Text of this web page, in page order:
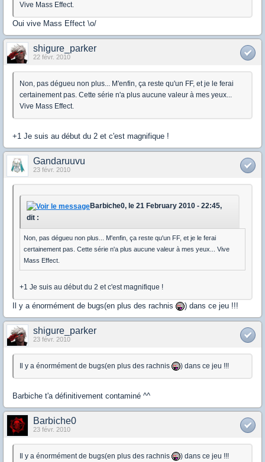
Vive Mass Effect.
Oui vive Mass Effect \o/
shigure_parker
22 févr. 2010
Non, pas dégueu non plus... M'enfin, ça reste qu'un FF, et je le ferai
certainement pas. Cette série n'a plus aucune valeur à mes yeux...
Vive Mass Effect.
+1 Je suis au début du 2 et c'est magnifique !
Gandaruuvu
23 févr. 2010
Barbiche0, le 21 February 2010 - 22:45,
dit :
Non, pas dégueu non plus... M'enfin, ça reste qu'un FF, et je le ferai
certainement pas. Cette série n'a plus aucune valeur à mes yeux... Vive
Mass Effect.
+1 Je suis au début du 2 et c'est magnifique !
Il y a énormément de bugs(en plus des rachnis ) dans ce jeu !!!
shigure_parker
23 févr. 2010
Il y a énormément de bugs(en plus des rachnis ) dans ce jeu !!!
Barbiche t'a définitivement contaminé ^^
Barbiche0
23 févr. 2010
Il y a énormément de bugs(en plus des rachnis ) dans ce jeu !!!